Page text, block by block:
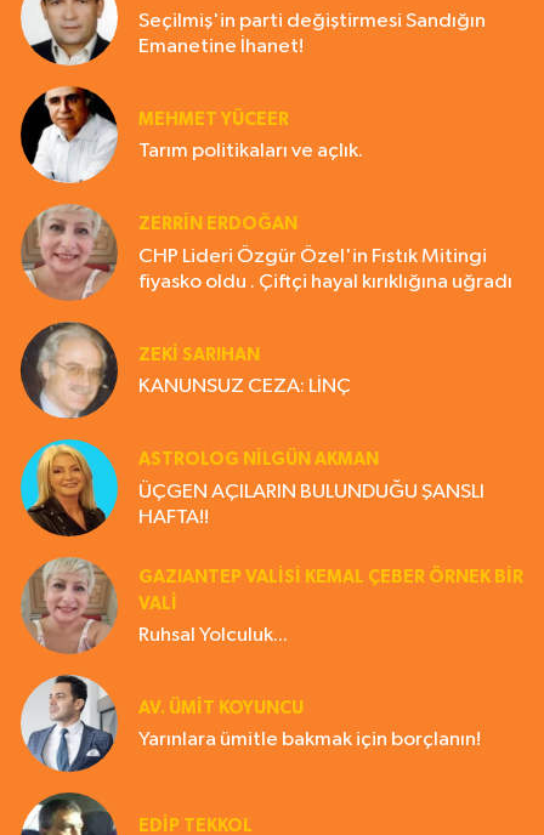
Seçilmiş'in parti değiştirmesi Sandığın
Emanetine İhanet!
MEHMET YÜCEER
Tarım politikaları ve açlık.
ZERRIN ERDOĞAN
CHP Lideri Özgür Özel'in Fıstık Mitingi
fiyasko oldu . Çiftçi hayal kırıklığına uğradı
ZEKI SARIHAN
KANUNSUZ CEZA: LİNÇ
ASTROLOG NILGÜN AKMAN
ÜÇGEN AÇILARIN BULUNDUĞU ŞANSLI
HAFTA!!
GAZIANTEP VALISI KEMAL ÇEBER ÖRNEK BİR
VALİ
Ruhsal Yolculuk...
AV. ÜMIT KOYUNCU
Yarınlara ümitle bakmak için borçlanın!
EDIP TEKKOL